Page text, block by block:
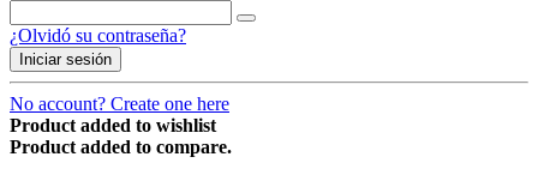
¿Olvidó su contraseña?
Iniciar sesión
No account? Create one here
Product added to wishlist
Product added to compare.